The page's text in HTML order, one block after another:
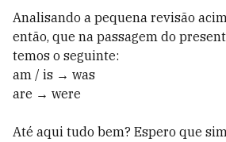
Analisando a pequena revisão
então, que na passagem do
temos o seguinte:
am / is → was
are → were
Até aqui tudo bem? Espero que